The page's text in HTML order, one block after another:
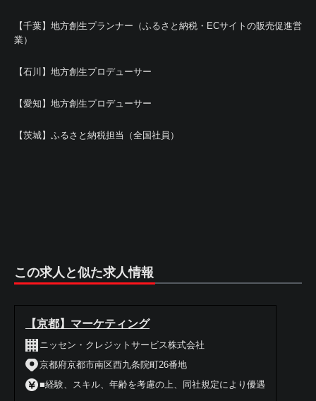
【千葉】地方創生プランナー（ふるさと納税・ECサイトの販売促進営
業）
【石川】地方創生プロデューサー
【愛知】地方創生プロデューサー
【茨城】ふるさと納税担当（全国社員）
この求人と似た求人情報
【京都】マーケティング
ニッセン・クレジットサービス株式会社
京都府京都市南区西九条院町26番地
■経験、スキル、年齢を考慮の上、同社規定により優遇